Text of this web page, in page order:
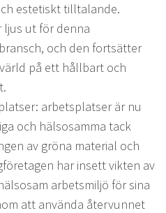
estetiskt tilltalande.
ljus ut för denna
och den fortsätter
på ett hållbart och
arbetsplatser är nu
och hälsosamma tack
av gröna material och
har insett vikten av
arbetsmiljö för sina
att använda återvunnet